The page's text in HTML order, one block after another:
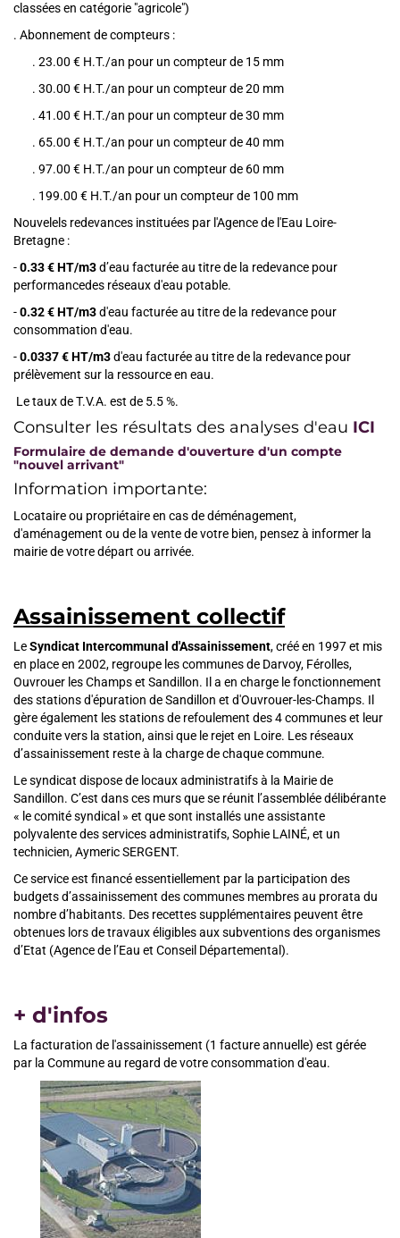
classées en catégorie "agricole")
. Abonnement de compteurs :
. 23.00 € H.T./an pour un compteur de 15 mm
. 30.00 € H.T./an pour un compteur de 20 mm
. 41.00 € H.T./an pour un compteur de 30 mm
. 65.00 € H.T./an pour un compteur de 40 mm
. 97.00 € H.T./an pour un compteur de 60 mm
. 199.00 € H.T./an pour un compteur de 100 mm
Nouvelels redevances instituées par l'Agence de l'Eau Loire-
Bretagne :
-0.33 € HT/m3d’eau facturée au titre de la redevance pour
performancedes réseaux d'eau potable.
-0.32 € HT/m3d'eau facturée au titre de la redevance pour
consommation d'eau.
-0.0337 € HT/m3d'eau facturée au titre de la redevance pour
prélèvement sur la ressource en eau.
Le taux de T.V.A. est de 5.5 %.
Consulter les résultats des analyses d'eau ICI
Formulaire de demande d'ouverture d'un compte
"nouvel arrivant"
Information importante:
Locataire ou propriétaire en cas de déménagement,
d'aménagement ou de la vente de votre bien, pensez à informer la
mairie de votre départ ou arrivée.
Assainissement collectif
LeSyndicat Intercommunal d'Assainissement, créé en 1997 et mis
en place en 2002, regroupe les communes de Darvoy, Férolles,
Ouvrouer les Champs et Sandillon. Il a en charge le fonctionnement
des stations d'épuration de Sandillon et d'Ouvrouer-les-Champs. Il
gère également les stations de refoulement des 4 communes et leur
conduite vers la station, ainsi que le rejet en Loire. Les réseaux
d’assainissement reste à la charge de chaque commune.
Le syndicat dispose de locaux administratifs à la Mairie de
Sandillon. C’est dans ces murs que se réunit l’assemblée délibérante
« le comité syndical » et que sont installés une assistante
polyvalente des services administratifs, Sophie LAINÉ, et un
technicien, Aymeric SERGENT.
Ce service est financé essentiellement par la participation des
budgets d’assainissement des communes membres au prorata du
nombre d’habitants. Des recettes supplémentaires peuvent être
obtenues lors de travaux éligibles aux subventions des organismes
d’Etat (Agence de l’Eau et Conseil Départemental).
+ d'infos
La facturation de l'assainissement (1 facture annuelle) est gérée
par la Commune au regard de votre consommation d'eau.